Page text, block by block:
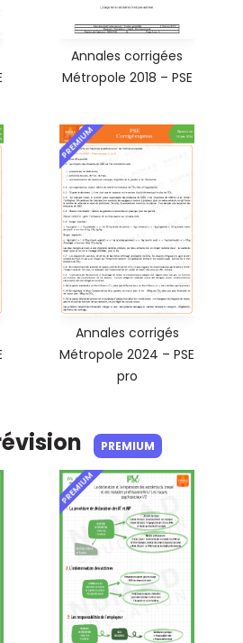
Annales corrigées
Métropole 2018 – PSE
PREMIUM
Annales corrigés
Métropole 2024 – PSE
pro
PREMIUM
PREMIUM